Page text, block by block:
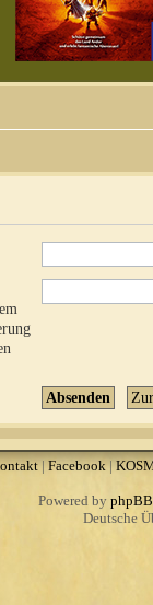
| Facebook |
Powered by phpBB
Deutsche